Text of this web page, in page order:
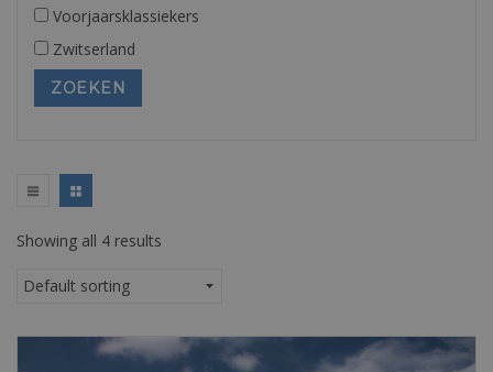
Voorjaarsklassiekers
Zwitserland
Showing all 4 results